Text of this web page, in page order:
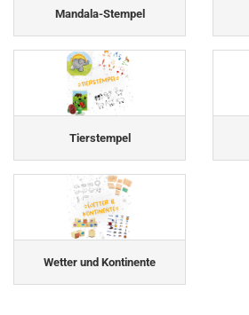
Mandala-Stempel
Tierstempel
Wetter und Kontinente